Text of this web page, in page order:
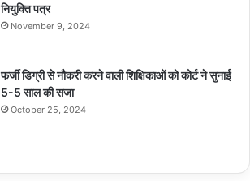
नियुक्ति पत्र
November 9, 2024
फर्जी डिग्री से नौकरी करने वाली शिक्षिकाओं को कोर्ट ने सुनाई
5-5 साल की सजा
October 25, 2024